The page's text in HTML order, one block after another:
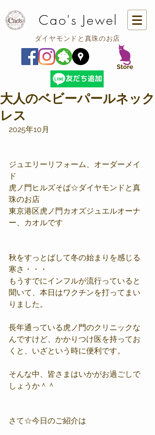
Cao's Jewel
ダイヤモンドと真珠のお店
​Store
大人のベビーパールネック
レス
2025年10月
ジュエリーリフォーム、オーダーメイ
ド
虎ノ門ヒルズそば☆ダイヤモンドと真
珠のお店
東京港区虎ノ門カオズジュエルオーナ
ー、カオルです
秋をすっとばして冬の始まりを感じる
寒さ・・・
もうすでにインフルが流行っていると
聞いて、本日はワクチンを打ってまい
りました。
長年通っている虎ノ門のクリニックな
んですけど、かかりつけ医を持ってお
くと、いざという時に便利です。
そんな中、皆さまはいかがお過ごしで
しょうか＾＾
さて☆今日のご紹介は